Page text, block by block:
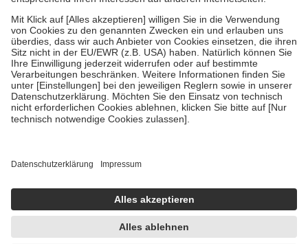
stärken und die besondere Stellung der Familie zu unterstützen,
fallenkeine Zuzahlungenan bei:
• Kindern und Jugendlichen bis zum vollendeten 18. Lebensjahr
mit Ausnahme der Fahrkosten
• Untersuchungen zur Vorsorge und Früherkennung, die von der
GKV getragen werden
• empfohlenen Schutzimpfungen
• Harn- und Blutteststreifen
getroffen, um sicherzustellen, dass es sich um echte Bewertungen
https://help.etrusted.com/hc/de/articles/4419944605341
Einige Bilder und Inhalte wurden unter Zuhilfenahme künstlicher